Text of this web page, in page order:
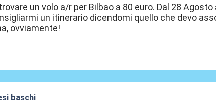
un volo a/r per Bilbao a 80 euro. Dal 28
un itinerario dicendomi quello che devo
ovviamente!
baschi